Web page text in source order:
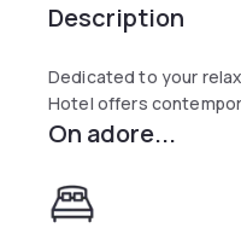
Description
Dedicated to your
Hotel offers
On adore...